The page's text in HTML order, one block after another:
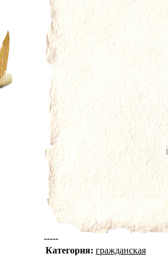
-----
Категория: гражданская